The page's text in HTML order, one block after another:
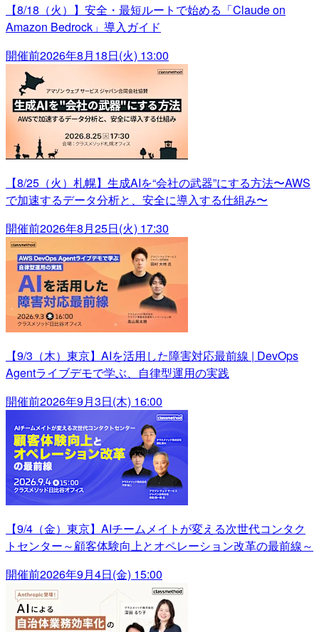
【8/18（火）】安全・最短ルートで始める「Claude on
Amazon Bedrock」導入ガイド
開催前2026年8月18日(火) 13:00
【8/25（火）札幌】生成AIを“会社の武器”にする方法〜AWS
で加速するデータ分析と、安全に導入する仕組み〜
開催前2026年8月25日(火) 17:30
【9/3（木）東京】AIを活用した障害対応最前線 | DevOps
Agentライブデモで学ぶ、自律型運用の実践
開催前2026年9月3日(木) 16:00
【9/4（金）東京】AIチームメイトが変える次世代コンタク
トセンター～顧客体験向上とオペレーション改革の最前線～
開催前2026年9月4日(金) 15:00